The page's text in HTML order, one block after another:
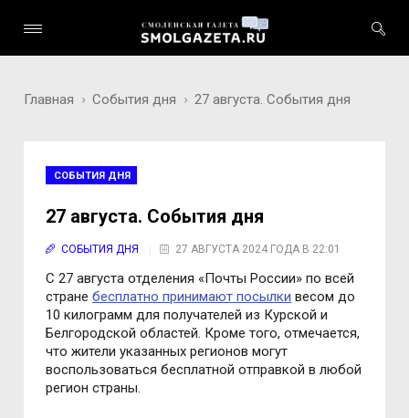
Главная События дня 27 августа. События дня
СОБЫТИЯ ДНЯ
27 августа. События дня
СОБЫТИЯ ДНЯ 27 АВГУСТА 2024 ГОДА В 22:01
С 27 августа отделения «Почты России» по всей
странебесплатно принимают посылки весом до
10 килограмм для получателей из Курской и
Белгородской областей. Кроме того, отмечается,
что жители указанных регионов могут
воспользоваться бесплатной отправкой в любой
регион страны.